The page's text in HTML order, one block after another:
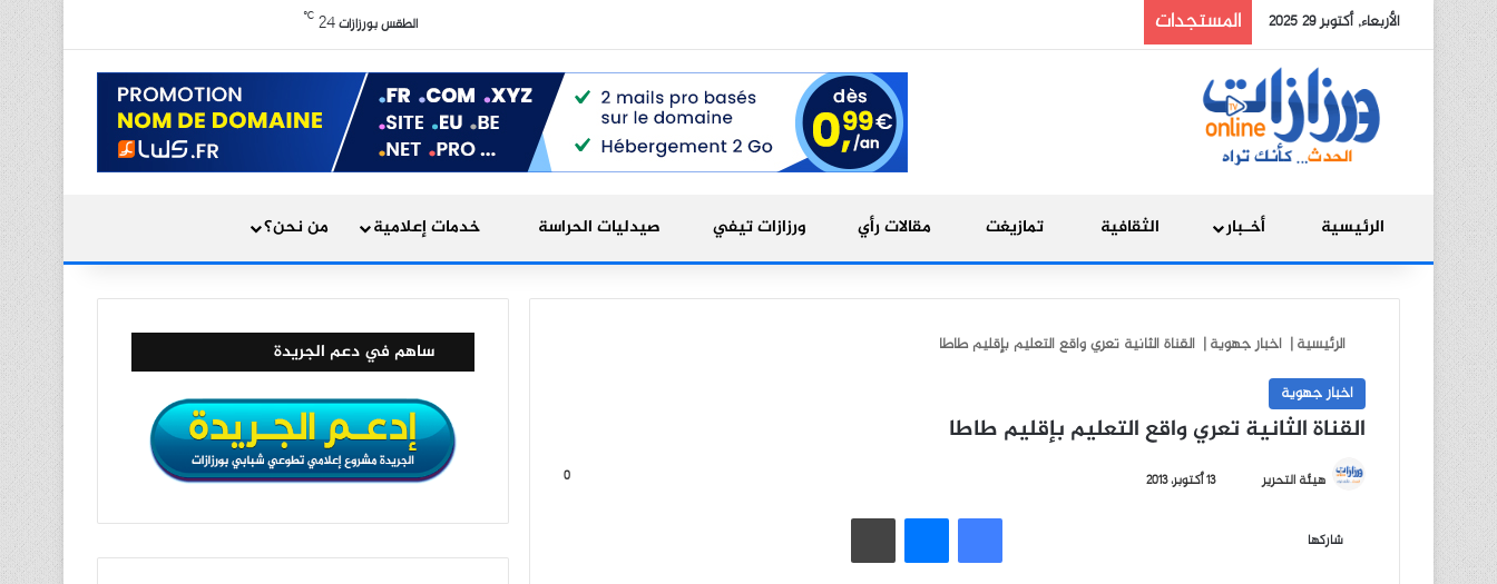
الأربعاء, أكتوبر 29 2025 المستجدات الطقس بورزازات24
℃ ملخص الموقع RSSالوضع المظلم
الرئيسية أخـبار الثقافية تمازيغت مقالات رأي ورزازات تيفي صيدليات الحراسة خدمات إعلامية من نحن؟ بحث عن
الرئيسية| اخبار جهوية| القناة الثانية تعري واقع التعليم بإقليم طاطا
اخبار جهوية
القناة الثانية تعري واقع التعليم بإقليم طاطا
هيئة التحرير 13 أكتوبر، 2013 0
شاركها
فيسبوك
ساهم في دعم الجريدة